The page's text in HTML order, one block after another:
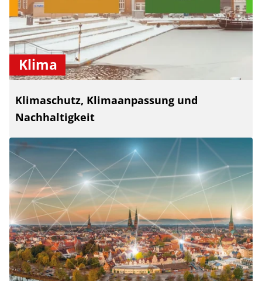
Klima
Klimaschutz, Klimaanpassung und
Nachhaltigkeit